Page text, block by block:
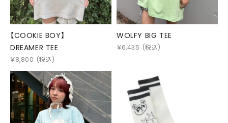
【COOKIE BOY】
DREAMER TEE
￥8,800 (税込)
WOLFY BIG TEE
￥6,435 (税込)